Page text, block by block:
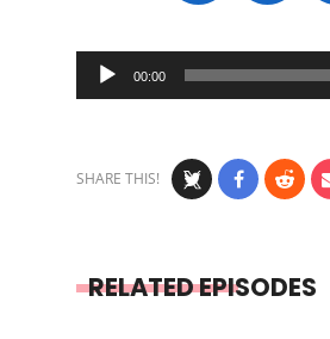
Audio
Player
00:00
SHARE THIS!
RELATED EPISODES